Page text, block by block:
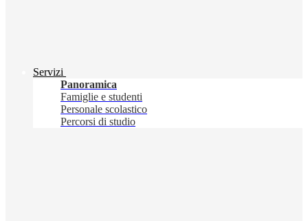
Servizi
Panoramica
Famiglie e studenti
Personale scolastico
Percorsi di studio